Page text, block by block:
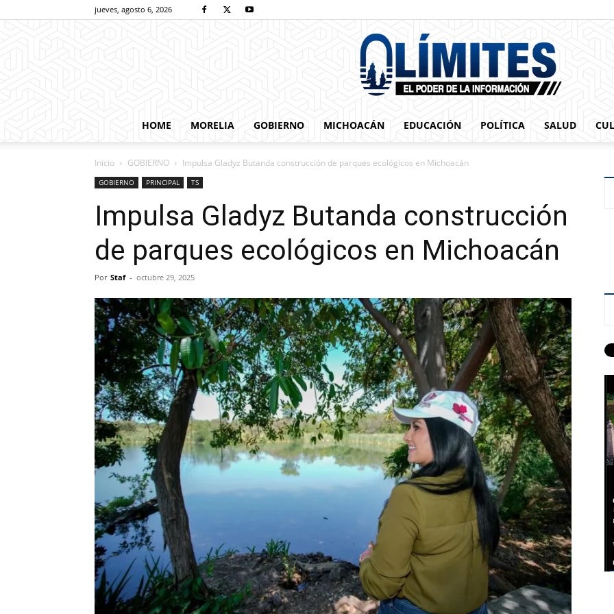
jueves, agosto 6, 2026
HOME MORELIA GOBIERNO MICHOACÁN EDUCACIÓN POLÍTICA SALUD
Inicio GOBIERNO Impulsa Gladyz Butanda construcción de parques ecológicos en Michoacán
GOBIERNO PRINCIPAL TS
Impulsa Gladyz Butanda construcción
de parques ecológicos en Michoacán
Por Staf - octubre 29, 2025